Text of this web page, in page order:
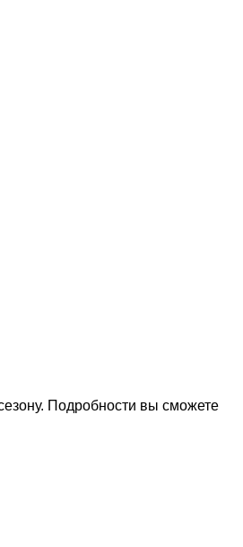
Подробности вы сможете